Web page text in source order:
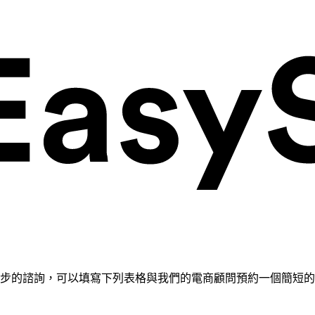
的諮詢，可以填寫下列表格與我們的電商顧問預約一個簡短